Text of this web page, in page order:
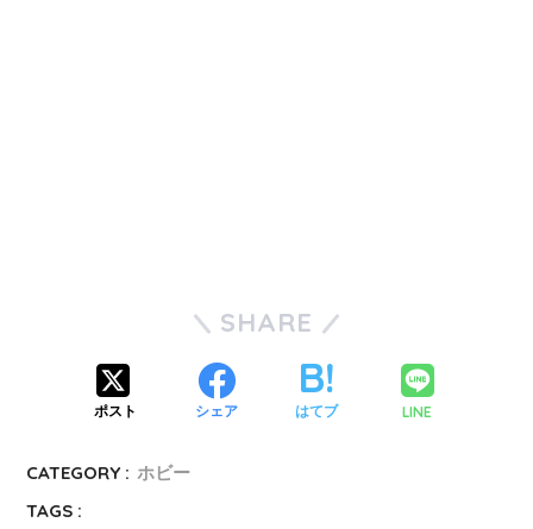
SHARE
ポスト シェア はてブ LINE
CATEGORY : ホビー
TAGS :